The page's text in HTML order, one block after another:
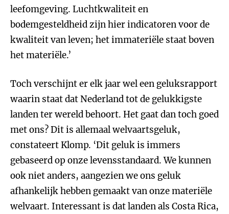
leefomgeving. Luchtkwaliteit en
bodemgesteldheid zijn hier indicatoren voor de
kwaliteit van leven; het immateriële staat boven
het materiële.’
Toch verschijnt er elk jaar wel een geluksrapport
waarin staat dat Nederland tot de gelukkigste
landen ter wereld behoort. Het gaat dan toch goed
met ons? Dit is allemaal welvaartsgeluk,
constateert Klomp. ‘Dit geluk is immers
gebaseerd op onze levensstandaard. We kunnen
ook niet anders, aangezien we ons geluk
afhankelijk hebben gemaakt van onze materiële
welvaart. Interessant is dat landen als Costa Rica,